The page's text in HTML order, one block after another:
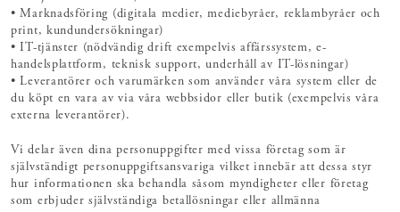
• Marknadsföring (digitala medier, mediebyråer, reklambyråer och
print, kundundersökningar)
• IT-tjänster (nödvändig drift exempelvis affärssystem, e-
handelsplattform, teknisk support, underhåll av IT-lösningar)
• Leverantörer och varumärken som använder våra system eller de
du köpt en vara av via våra webbsidor eller butik (exempelvis våra
externa leverantörer).
Vi delar även dina personuppgifter med vissa företag som är
självständigt personuppgiftsansvariga vilket innebär att dessa styr
hur informationen ska behandla såsom myndigheter eller företag
som erbjuder självständiga betallösningar eller allmänna